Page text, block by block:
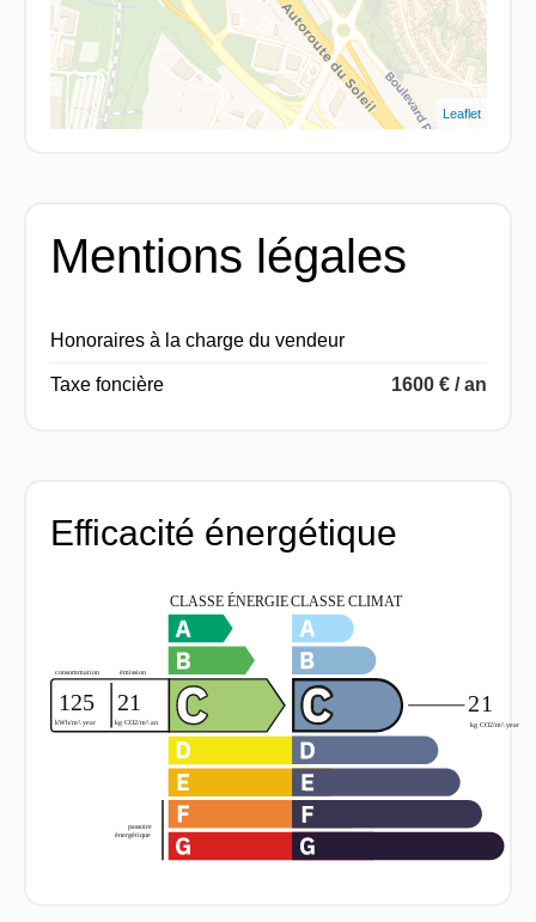
Leaflet
Mentions légales
Honoraires à la charge du vendeur
Taxe foncière 1600 € / an
Efficacité énergétique